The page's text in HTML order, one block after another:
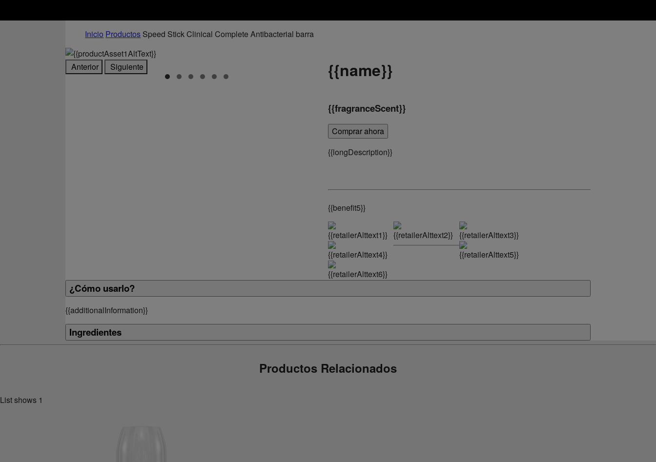
Inicio Productos Speed Stick Clinical Complete Antibacterial barra
Anterior Siguiente {{name}}
{{fragranceScent}}
Comprar ahora
{{longDescription}}
{{benefit5}}
¿Cómo usarlo?
{{additionalInformation}}
Ingredientes
Productos Relacionados
List shows 1